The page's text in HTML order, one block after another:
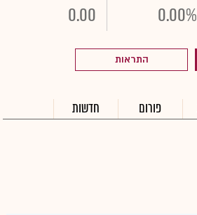
0.00%
0.00
התראות
פורום חדשות